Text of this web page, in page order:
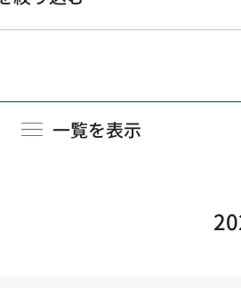
一覧を表示